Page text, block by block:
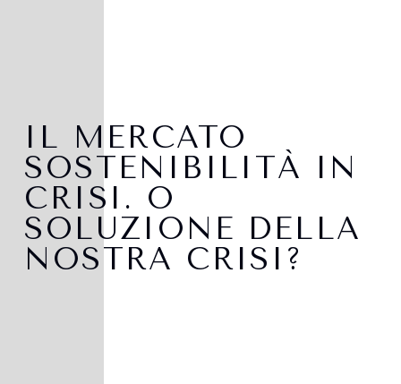
IL MERCATO
SOSTENIBILITÀ IN
CRISI. O
SOLUZIONE DELLA
NOSTRA CRISI?